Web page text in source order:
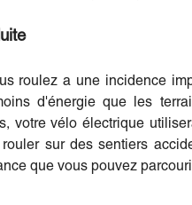
roulez a une incidence
d'énergie que les
votre vélo électrique
rouler sur des sentiers
que vous pouvez